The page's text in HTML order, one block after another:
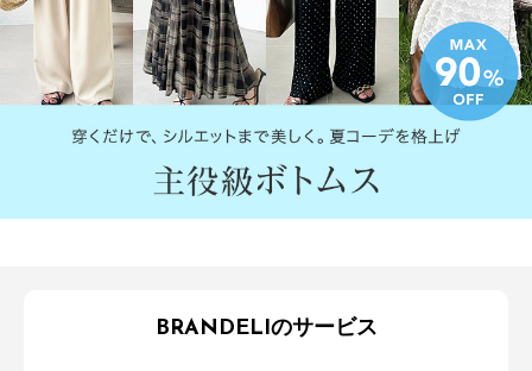
BRANDELIのサービス